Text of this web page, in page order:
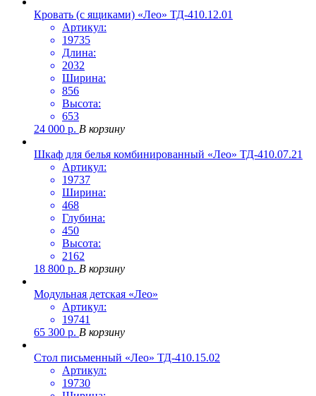
Кровать (с ящиками) «Лео» ТД-410.12.01
Артикул:
19735
Длина:
2032
Ширина:
856
Высота:
653
24 000 р. В корзину
Шкаф для белья комбинированный «Лео» ТД-410.07.21
Артикул:
19737
Ширина:
468
Глубина:
450
Высота:
2162
18 800 р. В корзину
Модульная детская «Лео»
Артикул:
19741
65 300 р. В корзину
Стол письменный «Лео» ТД-410.15.02
Артикул:
19730